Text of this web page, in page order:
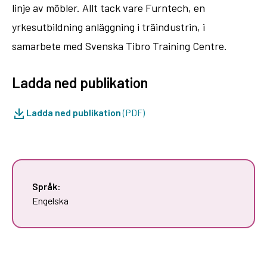
linje av möbler. Allt tack vare Furntech, en
yrkesutbildning anläggning i träindustrin, i
samarbete med Svenska Tibro Training Centre.
Ladda ned publikation
Ladda ned publikation(PDF)
Språk:
Engelska